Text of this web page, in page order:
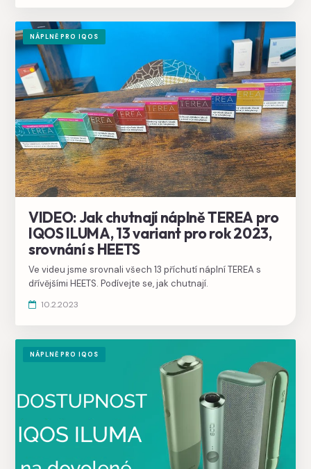
NÁPLNĚ PRO IQOS
VIDEO: Jak chutnají náplně TEREA pro
IQOS ILUMA, 13 variant pro rok 2023,
srovnání s HEETS
Ve videu jsme srovnali všech 13 příchutí náplní TEREA s
dřívějšími HEETS. Podívejte se, jak chutnají.
10.2.2023
NÁPLNĚ PRO IQOS